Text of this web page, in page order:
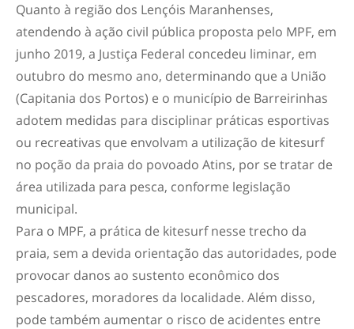
Quanto à região dos Lençóis Maranhenses,
atendendo à ação civil pública proposta pelo MPF, em
junho 2019, a Justiça Federal concedeu liminar, em
outubro do mesmo ano, determinando que a União
(Capitania dos Portos) e o município de Barreirinhas
adotem medidas para disciplinar práticas esportivas
ou recreativas que envolvam a utilização de kitesurf
no poção da praia do povoado Atins, por se tratar de
área utilizada para pesca, conforme legislação
municipal.
Para o MPF, a prática de kitesurf nesse trecho da
praia, sem a devida orientação das autoridades, pode
provocar danos ao sustento econômico dos
pescadores, moradores da localidade. Além disso,
pode também aumentar o risco de acidentes entre